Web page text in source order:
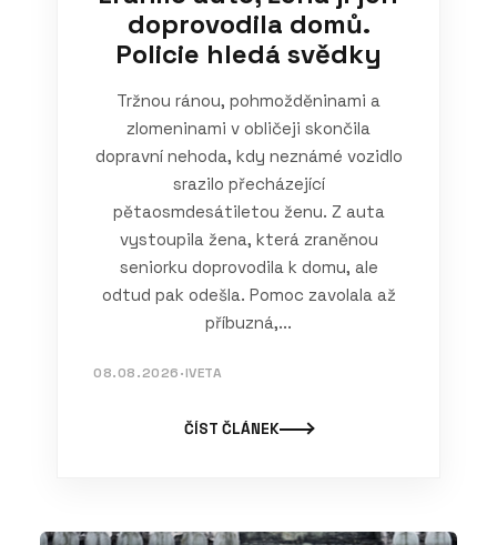
doprovodila domů.
Policie hledá svědky
Tržnou ránou, pohmožděninami a
zlomeninami v obličeji skončila
dopravní nehoda, kdy neznámé vozidlo
srazilo přecházející
pětaosmdesátiletou ženu. Z auta
vystoupila žena, která zraněnou
seniorku doprovodila k domu, ale
odtud pak odešla. Pomoc zavolala až
příbuzná,...
08.08.2026·IVETA
ČÍST ČLÁNEK